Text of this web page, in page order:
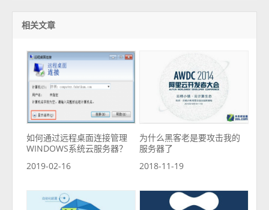
相关文章
如何通过远程桌面连接管理
WINDOWS系统云服务器？
2019-02-16
为什么黑客老是要攻击我的
服务器了
2018-11-19